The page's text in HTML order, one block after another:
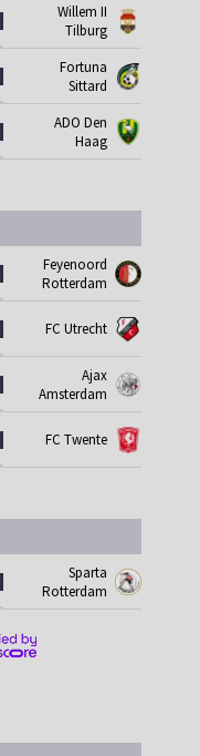
Willem II
Tilburg
Fortuna
Sittard
ADO Den
Haag
Feyenoord
Rotterdam
FC Utrecht
Ajax
Amsterdam
FC Twente
Sparta
Rotterdam